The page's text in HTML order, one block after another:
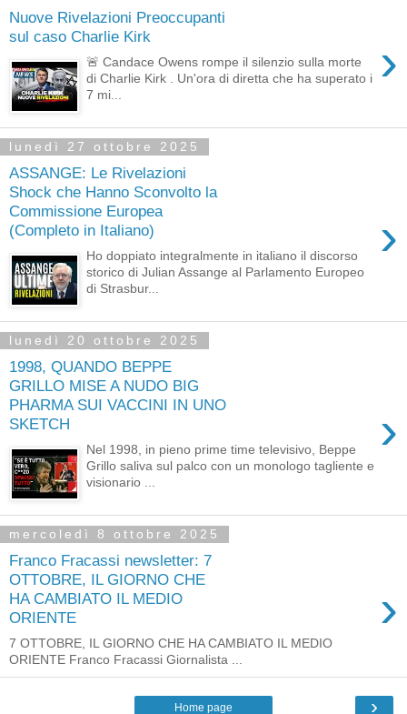
Nuove Rivelazioni Preoccupanti
sul caso Charlie Kirk
›
🚨 Candace Owens rompe il silenzio sulla morte
di Charlie Kirk . Un'ora di diretta che ha superato i
7 mi...
lunedì 27 ottobre 2025
ASSANGE: Le Rivelazioni
Shock che Hanno Sconvolto la
Commissione Europea
(Completo in Italiano)
›
Ho doppiato integralmente in italiano il discorso
storico di Julian Assange al Parlamento Europeo
di Strasbur...
lunedì 20 ottobre 2025
1998, QUANDO BEPPE
GRILLO MISE A NUDO BIG
PHARMA SUI VACCINI IN UNO
SKETCH
›
Nel 1998, in pieno prime time televisivo, Beppe
Grillo saliva sul palco con un monologo tagliente e
visionario ...
mercoledì 8 ottobre 2025
Franco Fracassi newsletter: 7
OTTOBRE, IL GIORNO CHE
HA CAMBIATO IL MEDIO
ORIENTE
›
7 OTTOBRE, IL GIORNO CHE HA CAMBIATO IL MEDIO
ORIENTE Franco Fracassi Giornalista ...
›
Home page